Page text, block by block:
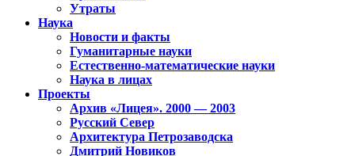
Утраты
Наука
Новости и факты
Гуманитарные науки
Естественно-математические науки
Наука в лицах
Проекты
Архив «Лицея». 2000 — 2003
Русский Север
Архитектура Петрозаводска
Дмитрий Новиков